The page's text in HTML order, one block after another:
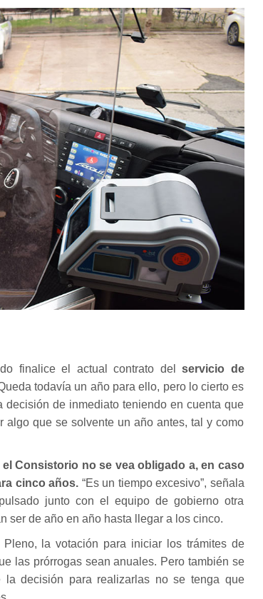
finalice el actual contrato delservicio de
todavía un año para ello, pero lo cierto es
decisión de inmediato teniendo en cuenta que
algo que se solvente un año antes, tal y como
Consistorio no se vea obligado a, en caso
cinco años. “Es un tiempo excesivo”, señala
junto con el equipo de gobierno otra
ser de año en año hasta llegar a los cinco.
la votación para iniciar los trámites de
las prórrogas sean anuales. Pero también se
la decisión para realizarlas no se tenga que